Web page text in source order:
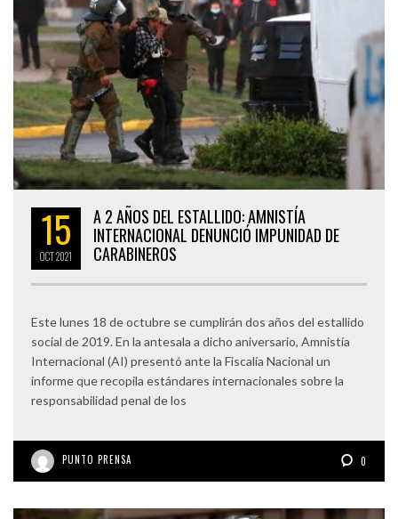
15
OCT2021
A 2 AÑOS DEL ESTALLIDO: AMNISTÍA
INTERNACIONAL DENUNCIÓ IMPUNIDAD DE
CARABINEROS
Este lunes 18 de octubre se cumplirán dos años del estallido
social de 2019. En la antesala a dicho aniversario, Amnistía
Internacional (AI) presentó ante la Fiscalía Nacional un
informe que recopila estándares internacionales sobre la
responsabilidad penal de los
PUNTO PRENSA 0